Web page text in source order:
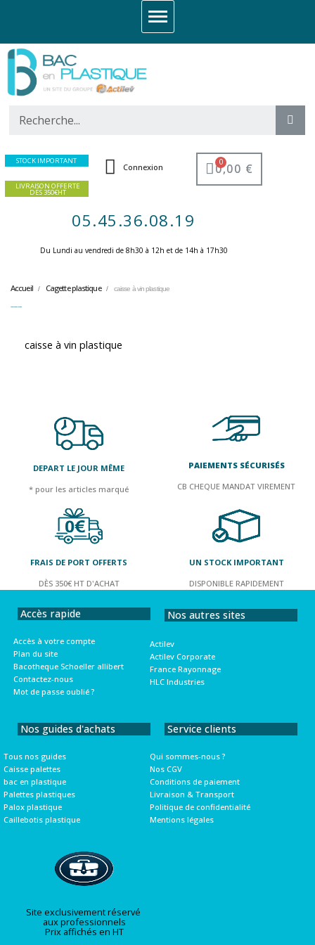
STOCK IMPORTANT
LIVRAISON OFFERTE
DES 350€HT
Connexion 0,00 €
05.45.36.08.19
Du Lundi au vendredi de 8h30 à 12h et de 14h à 17h30 ​
Accueil Cagette plastique caisse à vin plastique
caisse à vin plastique
DEPART LE JOUR MÊME
* pour les articles marqué
PAIEMENTS SÉCURISÉS
CB CHEQUE MANDAT VIREMENT
FRAIS DE PORT OFFERTS
DÈS 350€ HT D'ACHAT
UN STOCK IMPORTANT
DISPONIBLE RAPIDEMENT
Accès rapide
Accès à votre compte
Plan du site
Bacotheque Schoeller allibert
Contactez-nous
Mot de passe oublié ?
Nos autres sites
Actilev
Actilev Corporate
France Rayonnage
HLC Industries
Nos guides d'achats
Tous nos guides
Caisse palettes
bac en plastique
Palettes plastiques
Palox plastique
Caillebotis plastique
Service clients
Qui sommes-nous ?
Nos CGV
Conditions de paiement
Livraison & Transport
Politique de confidentialité
Mentions légales
Site exclusivement réservé
aux professionnels
Prix affichés en HT